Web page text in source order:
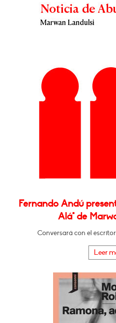
Fernando Andú
Alá" de
Conversará con el
Leer